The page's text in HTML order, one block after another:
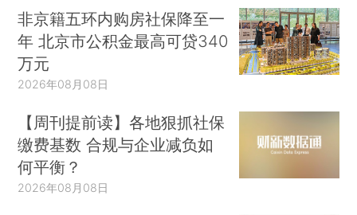
非京籍五环内购房社保降至一
年 北京市公积金最高可贷340
万元
2026年08月08日
【周刊提前读】各地狠抓社保
缴费基数 合规与企业减负如
何平衡？
2026年08月08日